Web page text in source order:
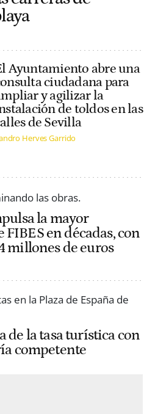
Ayuntamiento abre una
ciudadana para
y agilizar la
de toldos en las
de Sevilla
Herves Garrido
la mayor
en décadas, con
millones de euros
de la tasa turística con
competente